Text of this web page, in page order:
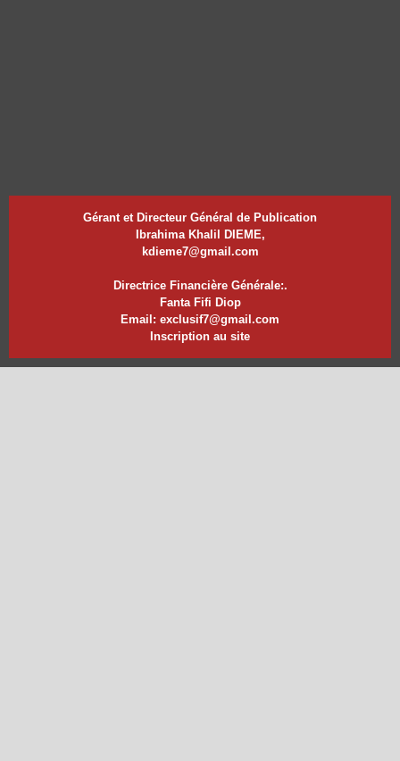
Gérant et Directeur Général de Publication
Ibrahima Khalil DIEME,
kdieme7@gmail.com
Directrice Financière Générale:.
Fanta Fifi Diop
Email: exclusif7@gmail.com
Inscription au site